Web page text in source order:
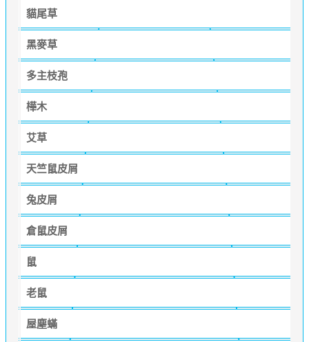
貓尾草
黑麥草
多主枝孢
樺木
艾草
天竺鼠皮屑
兔皮屑
倉鼠皮屑
鼠
老鼠
屋塵蟎